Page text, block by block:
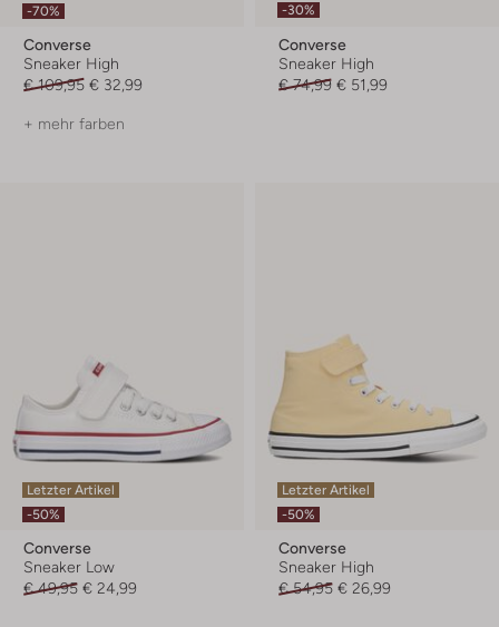
-70%
Converse
Sneaker High
€ 109,95 € 32,99
+ mehr farben
-30%
Converse
Sneaker High
€ 74,99 € 51,99
Letzter Artikel
-50%
Converse
Sneaker Low
€ 49,95 € 24,99
Letzter Artikel
-50%
Converse
Sneaker High
€ 54,95 € 26,99